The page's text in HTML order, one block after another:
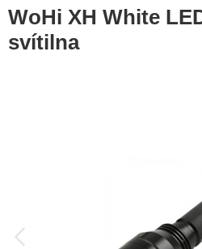
WoHi XH White
svítilna